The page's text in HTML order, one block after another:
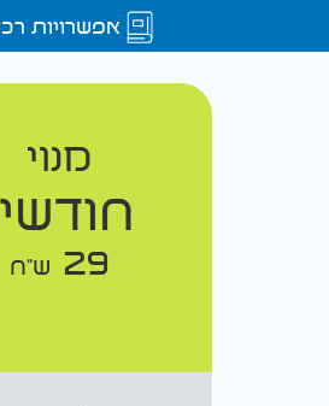
אפשרויות
מנוי
חודשי
29 ש"ח